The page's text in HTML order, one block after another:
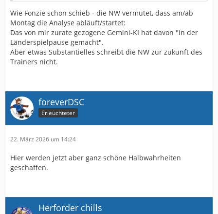
Wie Fonzie schon schieb - die NW vermutet, dass am/ab
Montag die Analyse abläuft/startet:
Das von mir zurate gezogene Gemini-KI hat davon "in der
Länderspielpause gemacht".
Aber etwas Substantielles schreibt die NW zur zukunft des
Trainers nicht.
foreverDSC
Erleuchteter
22. März 2026 um 14:24
Hier werden jetzt aber ganz schöne Halbwahrheiten
geschaffen.
Herforder chills